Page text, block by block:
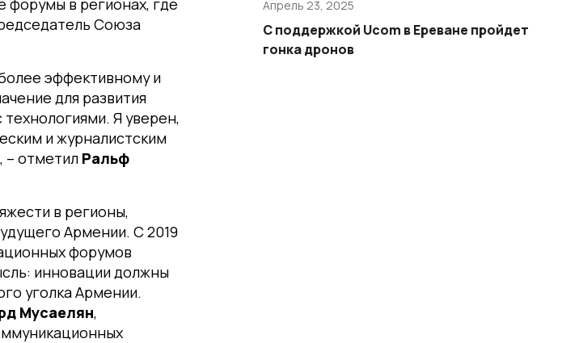
Союза
эффективному и
для развития
Я уверен,
и журналистским
– отметил Ральф
в регионы,
Армении. С 2019
форумов
инновации должны
уголка Армении.
Мусаелян,
Апрель 23, 2025
С поддержкой Ucom в Ереване пройдет
гонка дронов